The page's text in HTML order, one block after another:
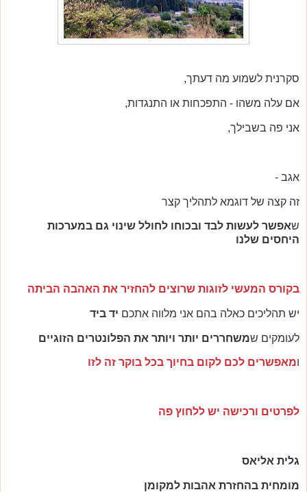
סקרנית לשמוע מה דעתך,
אם עלה משהו - התפכחות או התנגדות,
אני פה בשבילך,
אגב -
זה קצה של דוגמא לתהליך קצר
שאפשר לעשות לבד ובכוחו לחולל שינוי גם במערכות
היחסים שלנו
בקורס המעשי לזוגות שרוצים להחזיר את האהבה הביתה
יש תהליכים כאלה בהם אני מלווה אתכם יד ביד
לעומקים שמשחררים יותר ויותר את הפלונטרים הזוגיים
ומאפשרים לכם לקום בחיוך בכל בוקר זה לזו
לפרטים ורכישה יש ללחוץ פה
גלית אליאס
מומחית בהחזרת אהבות למקומן